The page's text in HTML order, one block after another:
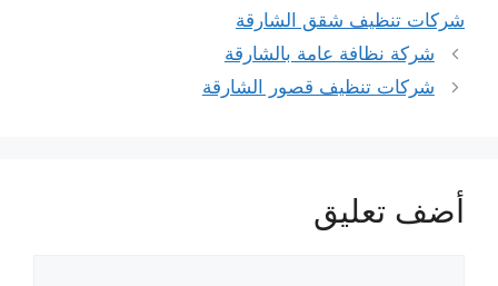
شركات تنظيف شقق الشارقة
شركة نظافة عامة بالشارقة
شركات تنظيف قصور الشارقة
أضف تعليق